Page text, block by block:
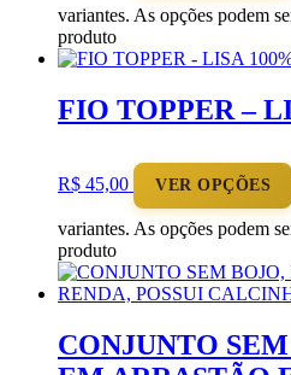
variantes. As opções podem
produto
FIO TOPPER –
R$ 45,00 VER OPÇÕES
variantes. As opções podem
produto
CONJUNTO